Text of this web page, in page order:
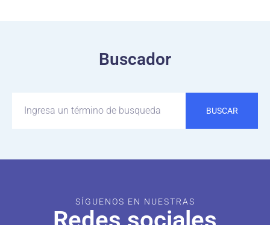
Buscador
BUSCAR
SÍGUENOS EN NUESTRAS